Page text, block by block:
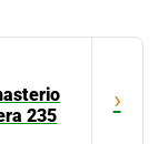
235
›